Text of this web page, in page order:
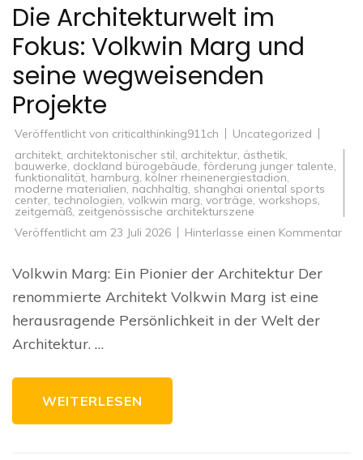
Die Architekturwelt im
Fokus: Volkwin Marg und
seine wegweisenden
Projekte
Veröffentlicht von criticalthinking911ch
Uncategorized
architekt, architektonischer stil, architektur, ästhetik,
bauwerke, dockland bürogebäude, förderung junger talente,
funktionalität, hamburg, kölner rheinenergiestadion,
moderne materialien, nachhaltig, shanghai oriental sports
center, technologien, volkwin marg, vorträge, workshops,
zeitgemäß, zeitgenössische architekturszene
Veröffentlicht am 23 Juli 2026 Hinterlasse einen Kommentarzu
Volkwin Marg: Ein Pionier der Architektur Der
renommierte Architekt Volkwin Marg ist eine
herausragende Persönlichkeit in der Welt der
Architektur. …
WEITERLESEN